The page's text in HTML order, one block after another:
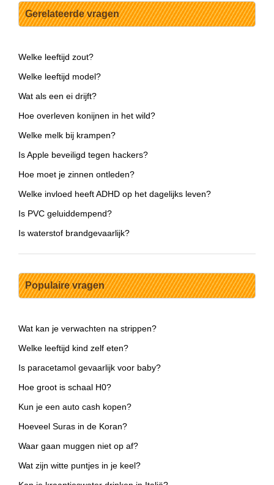
Gerelateerde vragen
Welke leeftijd zout?
Welke leeftijd model?
Wat als een ei drijft?
Hoe overleven konijnen in het wild?
Welke melk bij krampen?
Is Apple beveiligd tegen hackers?
Hoe moet je zinnen ontleden?
Welke invloed heeft ADHD op het dagelijks leven?
Is PVC geluiddempend?
Is waterstof brandgevaarlijk?
Populaire vragen
Wat kan je verwachten na strippen?
Welke leeftijd kind zelf eten?
Is paracetamol gevaarlijk voor baby?
Hoe groot is schaal H0?
Kun je een auto cash kopen?
Hoeveel Suras in de Koran?
Waar gaan muggen niet op af?
Wat zijn witte puntjes in je keel?